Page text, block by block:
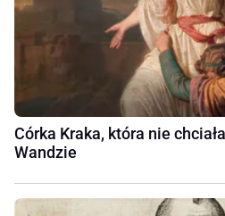
Córka Kraka, która nie
Wandzie